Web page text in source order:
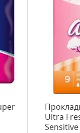
>Acid Rescue
Berry Flavor On-
жувальних
Лайф / Country
147
Купити
Ultra